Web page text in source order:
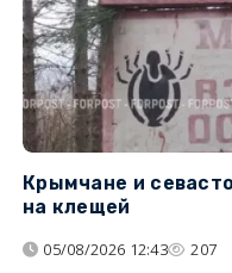
Крымчане и
на клещей
05/08/2026 12:43 207